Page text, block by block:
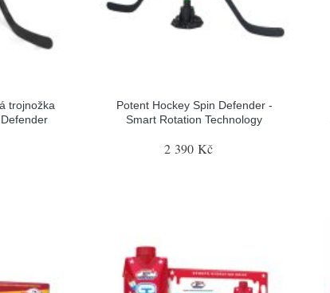
trojnožka
Potent Hockey Spin Defender -
Smart Rotation Technology
2 390 Kč